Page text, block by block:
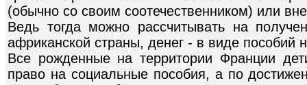
(обычно со своим соотечественником) или
Ведь тогда можно рассчитывать на
африканской страны, денег - в виде пособий
Все рожденные на территории Франции
право на социальные пособия, а по